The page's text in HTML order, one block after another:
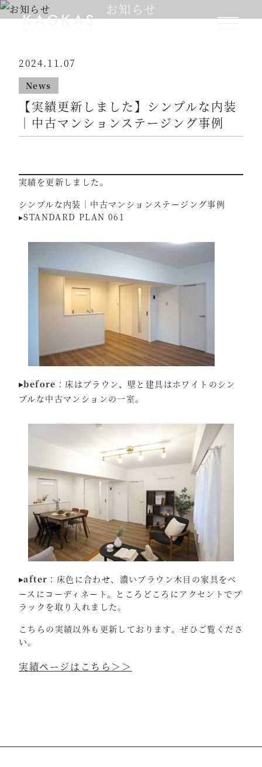
お知らせ
2024.11.07
News
【実績更新しました】シンプルな内装
｜中古マンションステージング事例
実績を更新しました。
シンプルな内装｜中古マンションステージング事例
▸STANDARD PLAN 061
▸before ：床はブラウン、壁と建具はホワイトのシン
プルな中古マンションの一室。
▸after ：床色に合わせ、濃いブラウン木目の家具をベ
ースにコーディネート。ところどころにアクセントでブ
ラックを取り入れました。
こちらの実績以外も更新しております。ぜひご覧くださ
い。
実績ページはこちら＞＞